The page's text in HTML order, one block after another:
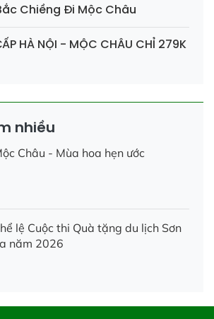
Chiềng Đi Mộc Châu
HÀ NỘI - MỘC CHÂU CHỈ 279K
nhiều
Châu - Mùa hoa hẹn ước
lệ Cuộc thi Quà tặng du lịch Sơn
năm 2026